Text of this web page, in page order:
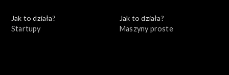
Jak to działa?
Startupy
Jak to działa?
Maszyny proste